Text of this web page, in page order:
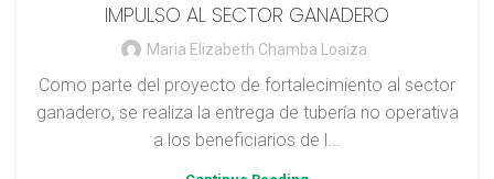
IMPULSO AL SECTOR GANADERO
Maria Elizabeth Chamba Loaiza
Como parte del proyecto de fortalecimiento al sector
ganadero, se realiza la entrega de tubería no operativa
a los beneficiarios de l...